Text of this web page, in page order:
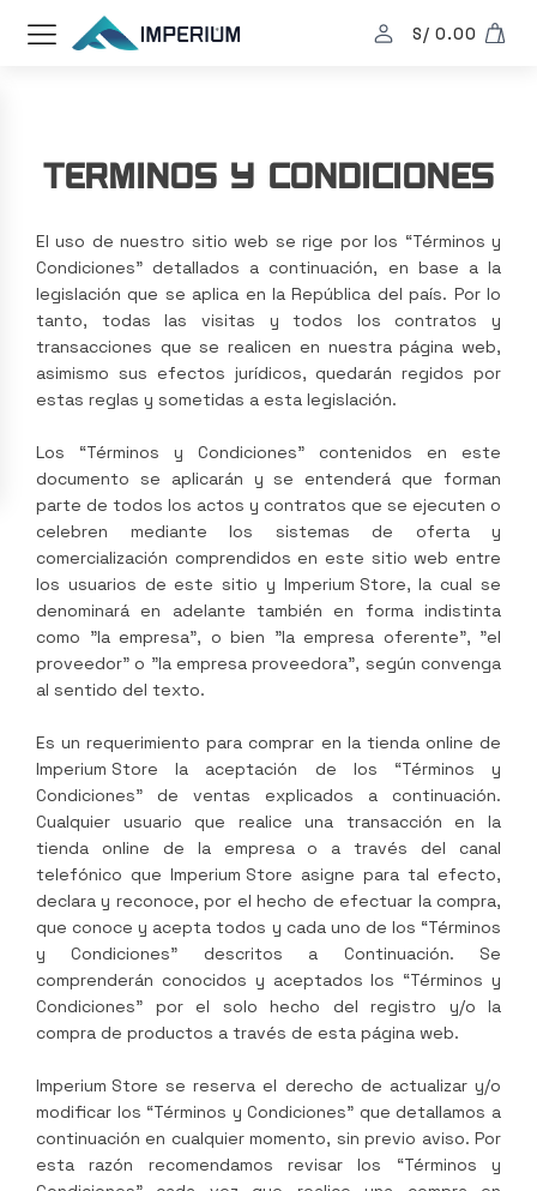
S/ 0.00
terminos y condiciones
El uso de nuestro sitio web se rige por los “Términos y
Condiciones” detallados a continuación, en base a la
legislación que se aplica en la República del país. Por lo
tanto, todas las visitas y todos los contratos y
transacciones que se realicen en nuestra página web,
asimismo sus efectos jurídicos, quedarán regidos por
estas reglas y sometidas a esta legislación.
Los “Términos y Condiciones” contenidos en este
documento se aplicarán y se entenderá que forman
parte de todos los actos y contratos que se ejecuten o
celebren mediante los sistemas de oferta y
comercialización comprendidos en este sitio web entre
los usuarios de este sitio y Imperium Store, la cual se
denominará en adelante también en forma indistinta
como "la empresa", o bien "la empresa oferente", "el
proveedor" o "la empresa proveedora", según convenga
al sentido del texto.
Es un requerimiento para comprar en la tienda online de
Imperium Store la aceptación de los “Términos y
Condiciones” de ventas explicados a continuación.
Cualquier usuario que realice una transacción en la
tienda online de la empresa o a través del canal
telefónico que Imperium Store asigne para tal efecto,
declara y reconoce, por el hecho de efectuar la compra,
que conoce y acepta todos y cada uno de los “Términos
y Condiciones” descritos a Continuación. Se
comprenderán conocidos y aceptados los “Términos y
Condiciones” por el solo hecho del registro y/o la
compra de productos a través de esta página web.
Imperium Store se reserva el derecho de actualizar y/o
modificar los “Términos y Condiciones” que detallamos a
continuación en cualquier momento, sin previo aviso. Por
esta razón recomendamos revisar los “Términos y